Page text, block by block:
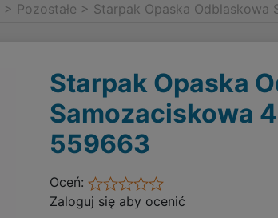
> Pozostałe > Starpak Opaska
Starpak Opaska
Samozaciskowa
559663
Oceń:
Zaloguj się aby ocenić